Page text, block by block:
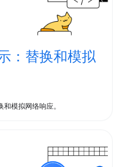
：替换和模拟
模拟网络响应。